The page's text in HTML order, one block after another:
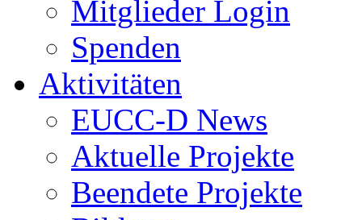
Mitglieder Login
Spenden
Aktivitäten
EUCC-D News
Aktuelle Projekte
Beendete Projekte